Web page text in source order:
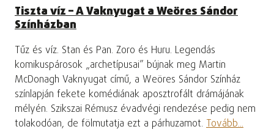
Tiszta víz – A Vaknyugat a Weöres Sándor
Színházban
Tűz és víz. Stan és Pan. Zoro és Huru. Legendás
komikuspárosok „archetípusai” bújnak meg Martin
McDonagh Vaknyugat című, a Weöres Sándor Színház
színlapján fekete komédiának aposztrofált drámájának
mélyén. Szikszai Rémusz évadvégi rendezése pedig nem
tolakodóan, de fölmutatja ezt a párhuzamot. Tovább...